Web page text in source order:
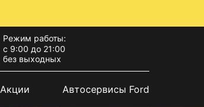
Режим работы:
с 9:00 до 21:00
без выходных
Акции Автосервисы Ford